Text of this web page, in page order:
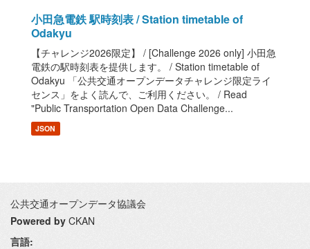
小田急電鉄 駅時刻表 / Station timetable of
Odakyu
【チャレンジ2026限定】 / [Challenge 2026 only] 小田急
電鉄の駅時刻表を提供します。 / Station timetable of
Odakyu 「公共交通オープンデータチャレンジ限定ライ
センス」をよく読んで、ご利用ください。 / Read
"Public Transportation Open Data Challenge...
JSON
公共交通オープンデータ協議会
Powered by CKAN
言語